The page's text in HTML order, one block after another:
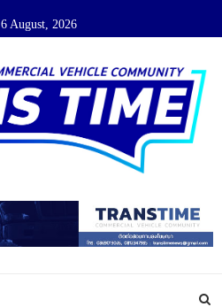
6 August, 2026